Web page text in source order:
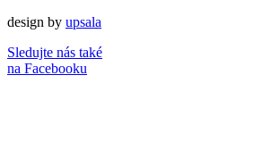
design by upsala
Sledujte nás také
na Facebooku